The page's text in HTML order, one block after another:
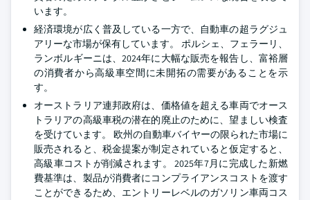
います。
経済環境が広く普及している一方で、自動車の超ラグジュ
アリーな市場が保有しています。 ポルシェ、フェラーリ、
ランボルギーニは、2024年に大幅な販売を報告し、富裕層
の消費者から高級車空間に未開拓の需要があることを示
す。
オーストラリア連邦政府は、価格値を超える車両でオース
トラリアの高級車税の潜在的廃止のために、望ましい検査
を受けています。 欧州の自動車バイヤーの限られた市場に
販売されると、税金提案が制定されていると仮定すると、
高級車コストが削減されます。 2025年7月に完成した新燃
費基準は、製品が消費者にコンプライアンスコストを渡す
ことができるため、エントリーレベルのガソリン車両コス